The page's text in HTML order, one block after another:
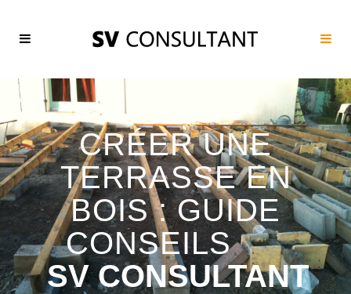
CRÉER UNE
TERRASSE EN
BOIS : GUIDE
CONSEILS
SV CONSULTANT